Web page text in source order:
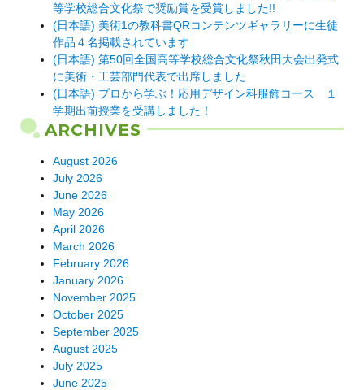
等学校総合文化祭で奨励賞を受賞しました!!
(日本語) 美術1の教科書QRコンテンツギャラリーに生徒
作品４名掲載されています
(日本語) 第50回全国高等学校総合文化祭秋田大会出発式
に美術・工芸部門代表で出席しました
(日本語) プロから学ぶ！応用デザイン科服飾コース １
学期出前授業を受講しました！
ARCHIVES
August 2026
July 2026
June 2026
May 2026
April 2026
March 2026
February 2026
January 2026
November 2025
October 2025
September 2025
August 2025
July 2025
June 2025